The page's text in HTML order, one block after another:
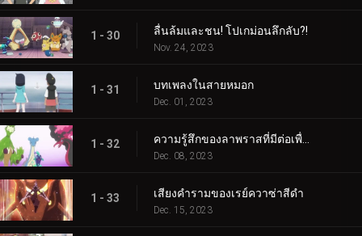
1 - 30 ลื่นล้มและชน! โปเกม่อนลึกลับ?!
Nov. 24, 2023
1 - 31 บทเพลงในสายหมอก
Dec. 01, 2023
1 - 32
Dec. 08, 2023
1 - 33 เสียงคำรามของเรย์ควาซ่าสีดำ
Dec. 15, 2023